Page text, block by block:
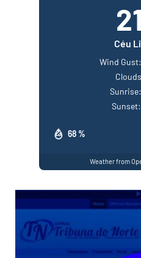
21
Céu
68 %
Wind Gust:
Sunrise:
Sunset:
Weather from